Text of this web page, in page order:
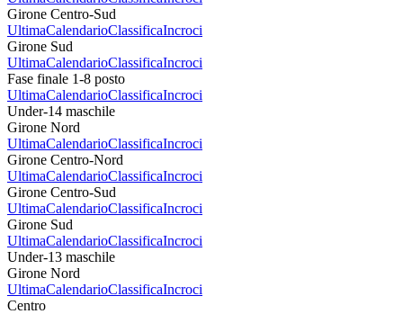
Girone Centro-Sud
UltimaCalendarioClassificaIncroci
Girone Sud
UltimaCalendarioClassificaIncroci
Fase finale 1-8 posto
UltimaCalendarioClassificaIncroci
Under-14 maschile
Girone Nord
UltimaCalendarioClassificaIncroci
Girone Centro-Nord
UltimaCalendarioClassificaIncroci
Girone Centro-Sud
UltimaCalendarioClassificaIncroci
Girone Sud
UltimaCalendarioClassificaIncroci
Under-13 maschile
Girone Nord
UltimaCalendarioClassificaIncroci
Centro